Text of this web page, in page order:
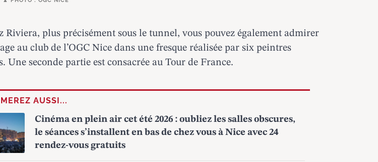
Riviera, plus précisément sous le tunnel, vous pouvez également admirer
au club de l’OGC Nice dans une fresque réalisée par six peintres
Une seconde partie est consacrée au Tour de France.
AUSSI...
Cinéma en plein air cet été 2026 : oubliez les salles obscures,
le séances s’installent en bas de chez vous à Nice avec 24
rendez-vous gratuits